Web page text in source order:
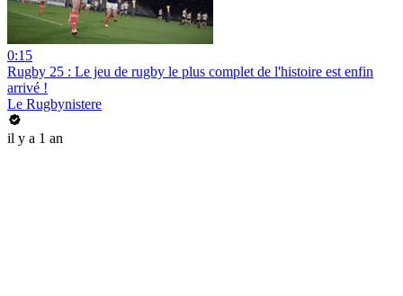
0:15
Rugby 25 : Le jeu de rugby le plus complet de l'histoire est enfin
arrivé !
Le Rugbynistere
il y a 1 an